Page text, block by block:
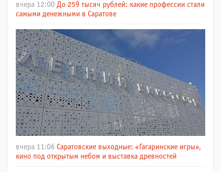
вчера 12:00 До 259 тысяч рублей: какие профессии стали
самыми денежными в Саратове
вчера 11:06 Саратовские выходные: «Гагаринские игры»,
кино под открытым небом и выставка древностей